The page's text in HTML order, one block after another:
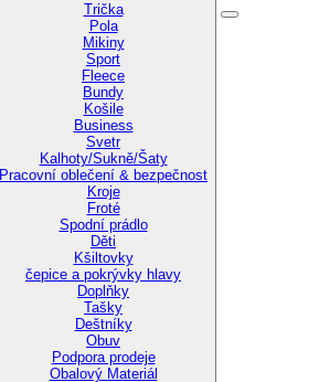
Trička
Pola
Mikiny
Sport
Fleece
Bundy
Košile
Business
Svetr
Kalhoty/Sukně/Šaty
Pracovní oblečení & bezpečnost
Kroje
Froté
Spodní prádlo
Děti
Kšiltovky
čepice a pokrývky hlavy
Doplňky
Tašky
Deštníky
Obuv
Podpora prodeje
Obalový Materiál